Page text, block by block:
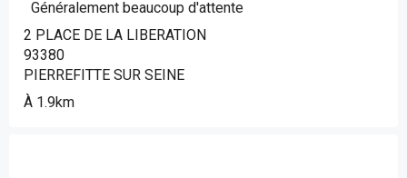
Généralement beaucoup d'attente
2 PLACE DE LA LIBERATION
93380
PIERREFITTE SUR SEINE
À 1.9km